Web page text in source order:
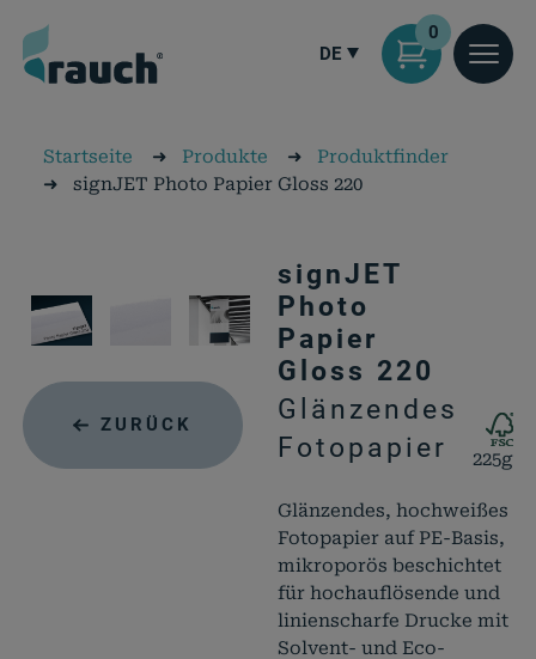
DE
0
Startseite ➜ Produkte ➜ Produktfinder
➜signJET Photo Papier Gloss 220
ZURÜCK
signJET
Photo
Papier
Gloss 220
Glänzendes
Fotopapier
225g
Glänzendes, hochweißes
Fotopapier auf PE-Basis,
mikroporös beschichtet
für hochauflösende und
linienscharfe Drucke mit
Solvent- und Eco-